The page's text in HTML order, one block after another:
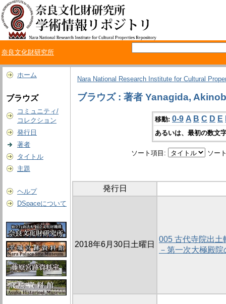
奈良文化財研究所
ホーム
ブラウズ
コミュニティ/
コレクション
発行日
著者
タイトル
主題
ヘルプ
DSpaceについて
Nara National Research Institute for Cultural
ブラウズ : 著者 Yanagida,
移動: 0-9 A B C D E
あるいは、最初の数文
ソート項目: ソー
発行日
2018年6月30日土曜日
005 古代寺院出
－第一次大極殿